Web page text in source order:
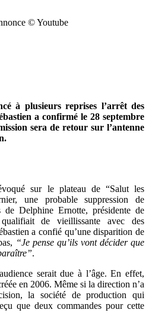
© Youtube
à plusieurs reprises l’arrêt des
a confirmé le 28 septembre
sera de retour sur l’antenne
sur le plateau de “Salut les
une probable suppression de
de Delphine Ernotte, présidente de
de vieillissante avec des
a confié qu’une disparition de
“Je pense qu’ils vont décider que
.
serait due à l’âge. En effet,
en 2006. Même si la direction n’a
la société de production qui
que deux commandes pour cette